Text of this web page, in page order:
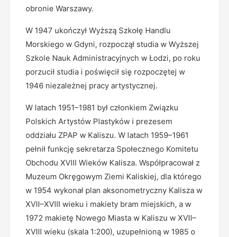
obronie Warszawy.
W 1947 ukończył Wyższą Szkołę Handlu
Morskiego w Gdyni, rozpoczął studia w Wyższej
Szkole Nauk Administracyjnych w Łodzi, po roku
porzucił studia i poświęcił się rozpoczętej w
1946 niezależnej pracy artystycznej.
W latach 1951–1981 był członkiem Związku
Polskich Artystów Plastyków i prezesem
oddziału ZPAP w Kaliszu. W latach 1959–1961
pełnił funkcję sekretarza Społecznego Komitetu
Obchodu XVIII Wieków Kalisza. Współpracował z
Muzeum Okręgowym Ziemi Kaliskiej, dla którego
w 1954 wykonał plan aksonometryczny Kalisza w
XVII–XVIII wieku i makiety bram miejskich, a w
1972 makietę Nowego Miasta w Kaliszu w XVII–
XVIII wieku (skala 1:200), uzupełnioną w 1985 o